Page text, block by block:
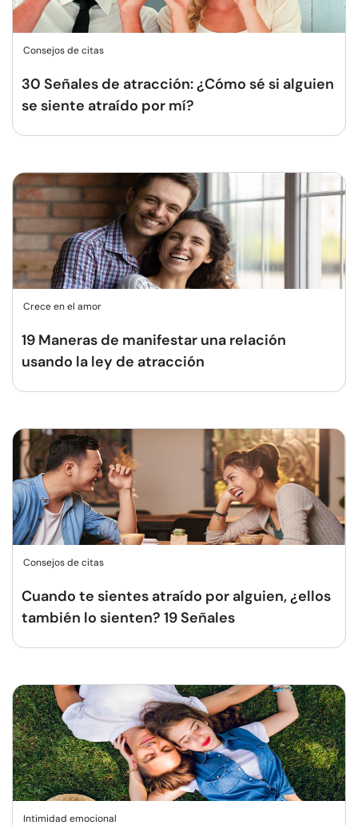
Consejos de citas
30 Señales de atracción: ¿Cómo sé si alguien
se siente atraído por mí?
Crece en el amor
19 Maneras de manifestar una relación
usando la ley de atracción
Consejos de citas
Cuando te sientes atraído por alguien, ¿ellos
también lo sienten? 19 Señales
Intimidad emocional